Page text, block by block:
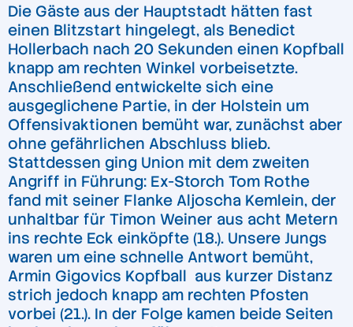
Die Gäste aus der Hauptstadt hätten fast
einen Blitzstart hingelegt, als Benedict
Hollerbach nach 20 Sekunden einen Kopfball
knapp am rechten Winkel vorbeisetzte.
Anschließend entwickelte sich eine
ausgeglichene Partie, in der Holstein um
Offensivaktionen bemüht war, zunächst aber
ohne gefährlichen Abschluss blieb.
Stattdessen ging Union mit dem zweiten
Angriff in Führung: Ex-Storch Tom Rothe
fand mit seiner Flanke Aljoscha Kemlein, der
unhaltbar für Timon Weiner aus acht Metern
ins rechte Eck einköpfte (18.). Unsere Jungs
waren um eine schnelle Antwort bemüht,
Armin Gigovics Kopfball aus kurzer Distanz
strich jedoch knapp am rechten Pfosten
vorbei (21.). In der Folge kamen beide Seiten